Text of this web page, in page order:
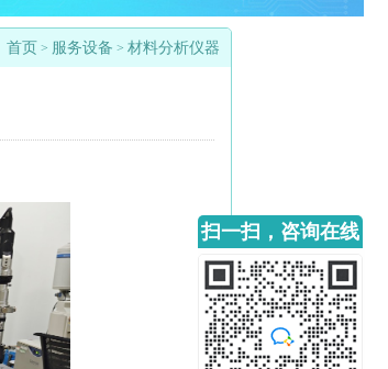
首页 > 服务设备 > 材料分析仪器
扫一扫，咨询在线
客服